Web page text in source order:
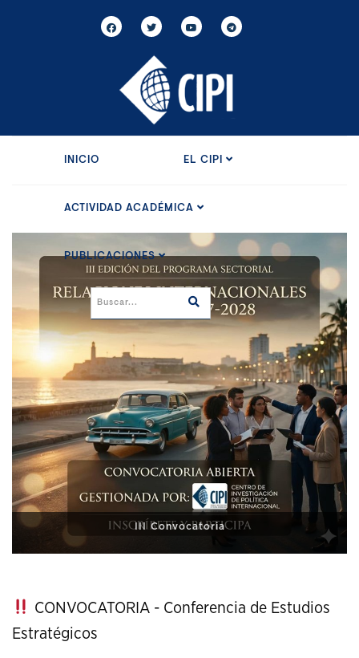
INICIO EL CIPI
ACTIVIDAD ACADÉMICA
PUBLICACIONES
XI Conference on Strategic Studies
CONVOCATORIA - Conferencia de Estudios
Estratégicos